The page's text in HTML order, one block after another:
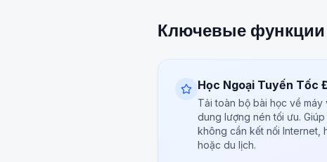
Ключевые функции
Học Ngoại Tuyến Tốc
Tải toàn bộ bài học về máy
dung lượng nén tối ưu.
không cần kết nối Internet,
hoặc du lịch.